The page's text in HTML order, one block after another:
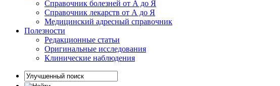
Справочник болезней от А до Я
Справочник лекарств от А до Я
Медицинский адресный справочник
Полезности
Редакционные статьи
Оригинальные исследования
Клинические наблюдения